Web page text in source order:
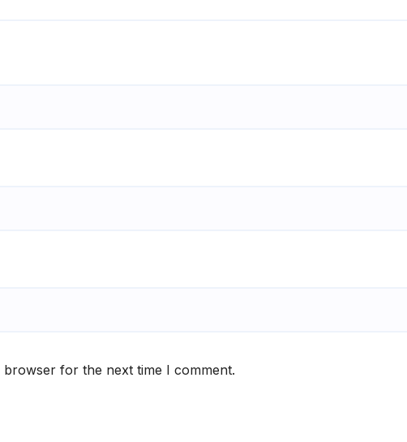
browser for the next time I comment.